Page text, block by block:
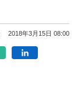
2018年3月15日 08:00